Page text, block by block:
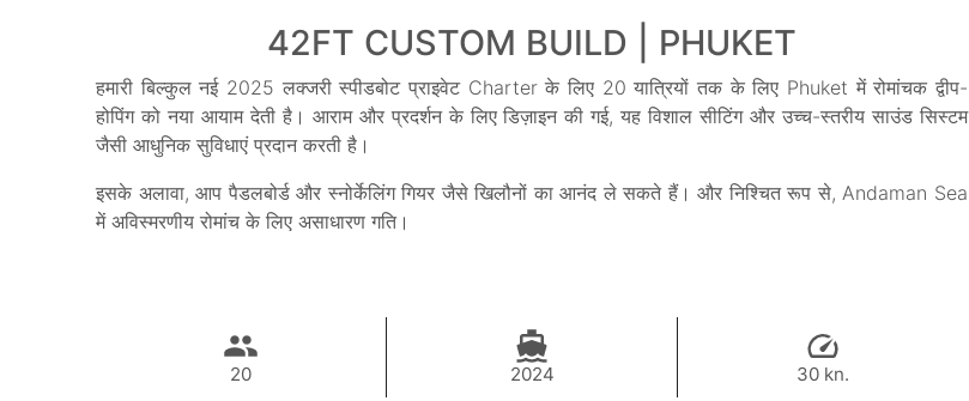
42FT CUSTOM BUILD | PHUKET
हमारी बिल्कुल नई 2025 लक्जरी स्पीडबोट प्राइवेट Charter के लिए 20 यात्रियों तक के लिए Phuket में रोमांचक द्वीप-
होपिंग को नया आयाम देती है। आराम और प्रदर्शन के लिए डिज़ाइन की गई, यह विशाल सीटिंग और उच्च-स्तरीय साउंड सिस्टम
जैसी आधुनिक सुविधाएं प्रदान करती है।
इसके अलावा, आप पैडलबोर्ड और स्नोर्केलिंग गियर जैसे खिलौनों का आनंद ले सकते हैं। और निश्चित रूप से, Andaman Sea
में अविस्मरणीय रोमांच के लिए असाधारण गति।
20 2024 30 kn.